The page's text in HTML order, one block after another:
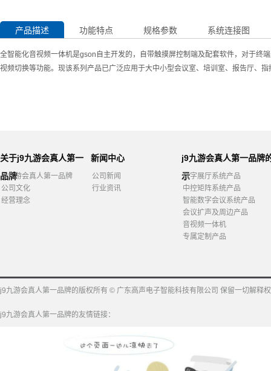
产品描述 功能特点 规格参数 系统连接图
全智能化音视频一体机是gson自主开发的，自带触摸屏控制端及配套软件，对于终
视频切换等功能。现该系列产品已广泛应用于大中小型会议室、培训室、报告厅、
关于j9九游会真人第一
品牌
j9九游会真人第一品牌
公司文化
经营理念
新闻中心
公司新闻
行业资讯
j9九游会真人第一品牌
示
数字展厅系统产品
中控矩阵系统产品
智能数字会议系统产品
会议扩声及周边产品
音视频一体机
专属定制产品
j9九游会真人第一品牌的版权所有 © 广东高声电子智能科技有限公司 保留一切解释权
j9九游会真人第一品牌的友情链接：